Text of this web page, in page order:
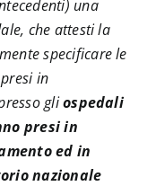
una
che attesti la
specificare le
in
gliospedali
presi in
ed in
nazionale